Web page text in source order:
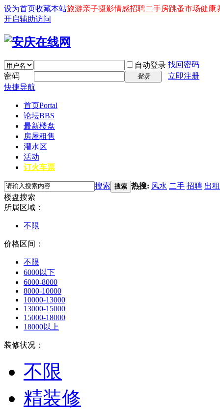
设为首页收藏本站旅游亲子摄影情感招聘二手房跳蚤市场健康
开启辅助访问
自动登录 找回密码
密码
登录
立即注册
快捷导航
首页Portal
论坛BBS
最新楼盘
房屋租售
灌水区
活动
订火车票
搜索 搜索 热搜: 风水 二手 招聘 出租
楼盘搜索
所属区域：
不限
价格区间：
不限
6000以下
6000-8000
8000-10000
10000-13000
13000-15000
15000-18000
18000以上
装修状况：
不限
精装修